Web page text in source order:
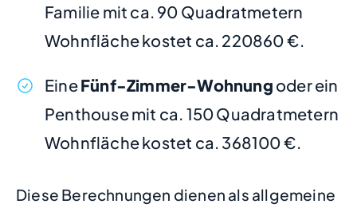
Familie mit ca. 90 Quadratmetern
Wohnfläche kostet ca. 220860 €.
EineFünf-Zimmer-Wohnung oder ein
Penthouse mit ca. 150 Quadratmetern
Wohnfläche kostet ca. 368100 €.
Diese Berechnungen dienen als allgemeine